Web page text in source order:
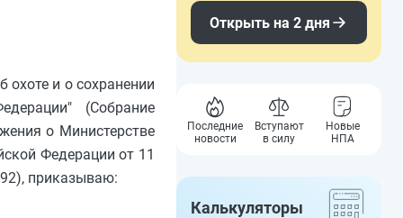
охоте и о сохранении
(Собрание
о Министерстве
Федерации от 11
приказываю:
Открыть на 2 дня
Последние
новости
Вступают
в силу
Новые
НПА
Калькуляторы